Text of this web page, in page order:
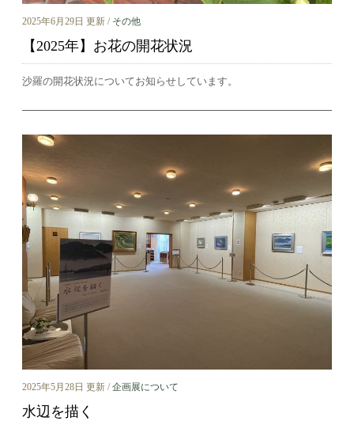
2025年6月29日 更新 / その他
【2025年】お花の開花状況
沙羅の開花状況についてお知らせしています。
2025年5月28日 更新 /企画展について
水辺を描く